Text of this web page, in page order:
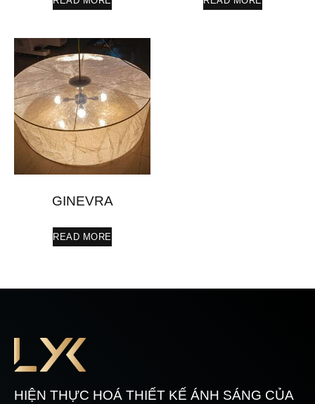
GINEVRA
READ MORE
HIỆN THỰC HOÁ THIẾT KẾ ÁNH SÁNG CỦA